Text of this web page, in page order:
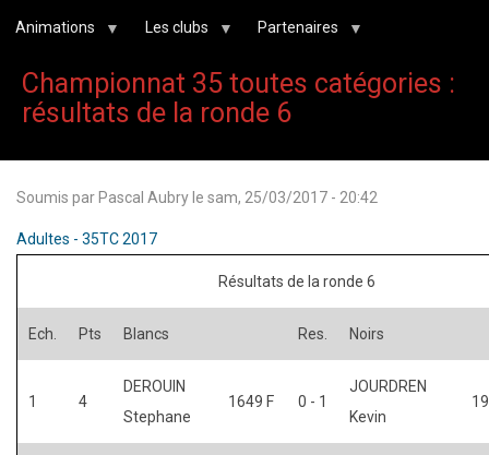
Animations Les clubs Partenaires
Championnat 35 toutes catégories :
résultats de la ronde 6
Soumis par Pascal Aubry le sam, 25/03/2017 - 20:42
Adultes - 35TC 2017
Résultats de la ronde 6
Ech. Pts Blancs Res. Noirs
1 4
DEROUIN
Stephane
1649 F 0 - 1
JOURDREN
Kevin